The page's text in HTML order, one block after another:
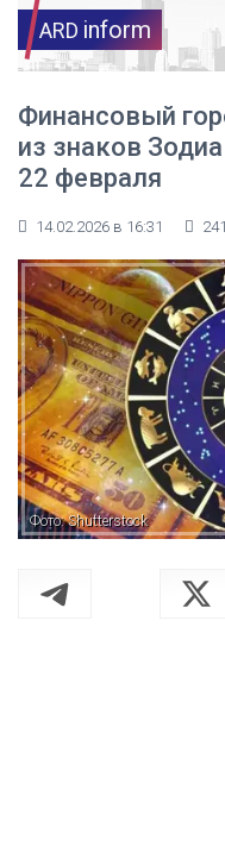
ARD inform
Финансовый
из знаков
22 февраля
14.02.2026 в 16:31 241
Фото: Shutterstock